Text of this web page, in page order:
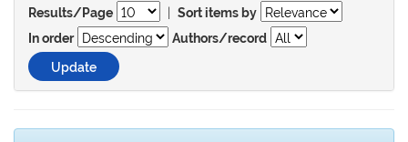
Results/Page | Sort items by
In order
Authors/record